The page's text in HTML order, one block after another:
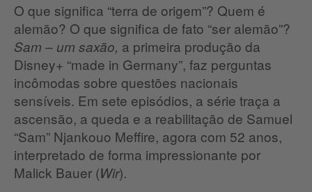
O que significa “terra de origem”? Quem é
alemão? O que significa de fato “ser alemão”?
Sam – um saxão, a primeira produção da
Disney+ “made in Germany”, faz perguntas
incômodas sobre questões nacionais
sensíveis. Em sete episódios, a série traça a
ascensão, a queda e a reabilitação de Samuel
“Sam” Njankouo Meffire, agora com 52 anos,
interpretado de forma impressionante por
Malick Bauer (Wir).